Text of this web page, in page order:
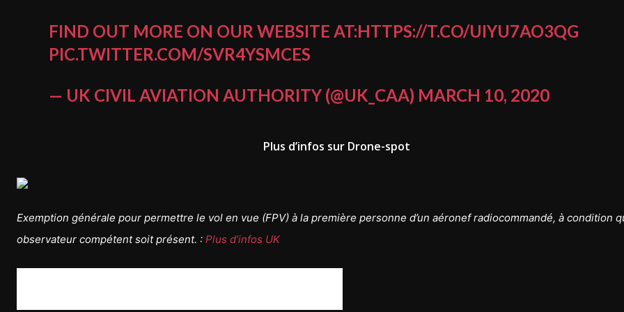
FIND OUT MORE ON OUR WEBSITE AT:HTTPS://T.CO/UIYU7AO3QG
PIC.TWITTER.COM/SVR4YSMCES
— UK CIVIL AVIATION AUTHORITY (@UK_CAA) MARCH 10, 2020
Plus d’infos sur Drone-spot
Exemption générale pour permettre le vol en vue (FPV) à la première personne d’un aéronef radiocommandé, à condition
observateur compétent soit présent. : Plus d’infos UK